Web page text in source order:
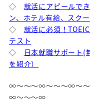
◇ 就活にアピールで
ン、ホテル有給、スク
◇ 就活に必須！
テスト
◇
日本就職サポート(
を紹介）
∞～～～∞～～～∞～
∞～～～∞